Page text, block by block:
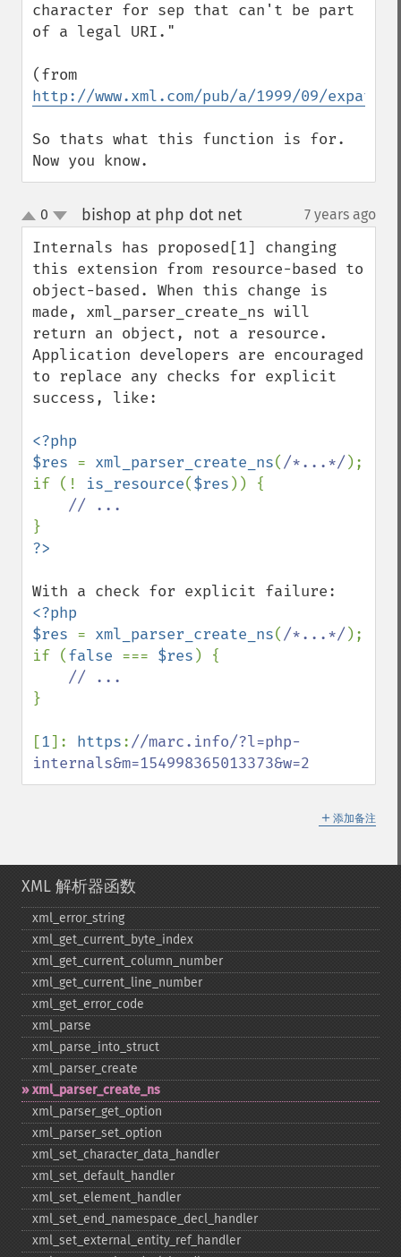
character for sep that can't be part
of a legal URI."
http://www.xml.com/pub/a/1999/09/expat/
So thats what this function is for.
Now you know.
up
down
0 bishop at php dot net¶ 7 years ago
Internals has proposed[1] changing
this extension from resource-based to
object-based. When this change is
made, xml_parser_create_ns will
return an object, not a resource.
Application developers are encouraged
to replace any checks for explicit
success, like:
<?php
$res = xml_parser_create_ns(/*...*/ );
if (! is_resource($res )) {
<?php
$res = xml_parser_create_ns(/*...*/ );
if (false === $res ) {
}
[1]: https://marc.info/?l=php-
internals&m=154998365013373&w=2
＋ 添加备注
XML 解析器函数
xml_​error_​string
xml_​get_​current_​byte_​index
xml_​get_​current_​column_​number
xml_​get_​current_​line_​number
xml_​get_​error_​code
xml_​parse
xml_​parse_​into_​struct
xml_​parser_​create
xml_​parser_​create_​ns
xml_​parser_​get_​option
xml_​parser_​set_​option
xml_​set_​character_​data_​handler
xml_​set_​default_​handler
xml_​set_​element_​handler
xml_​set_​end_​namespace_​decl_​handler
xml_​set_​external_​entity_​ref_​handler